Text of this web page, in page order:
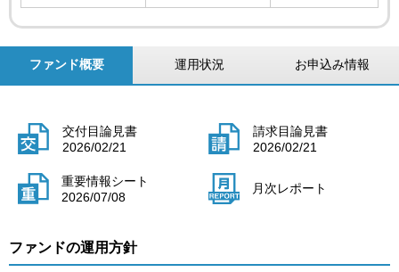
ファンド概要 運用状況 お申込み情報
交付目論見書
2026/02/21
請求目論見書
2026/02/21
重要情報シート
2026/07/08
月次レポート
ファンドの運用方針